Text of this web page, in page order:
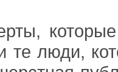
те люди,